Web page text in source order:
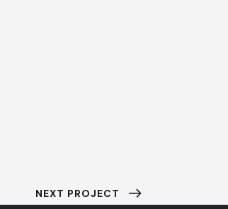
NEXT PROJECT